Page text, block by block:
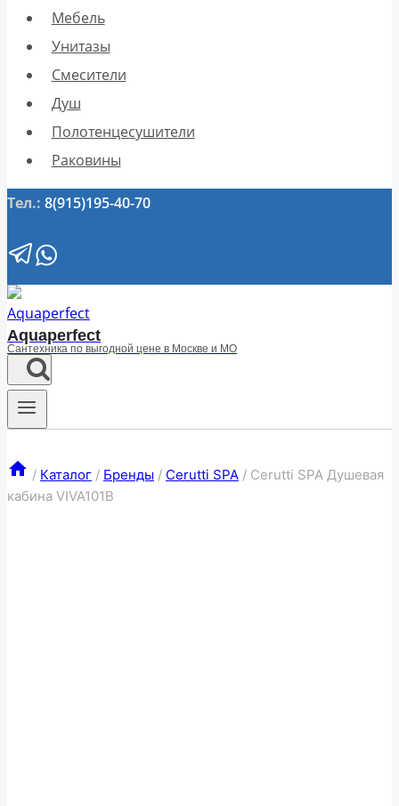
Мебель
Унитазы
Смесители
Душ
Полотенцесушители
Раковины
Тел.: 8(915)195-40-70
Aquaperfect
Сантехника по выгодной цене в Москве и МО
/ Каталог / Бренды / Cerutti SPA / Cerutti SPA Душевая
кабина VIVA101B